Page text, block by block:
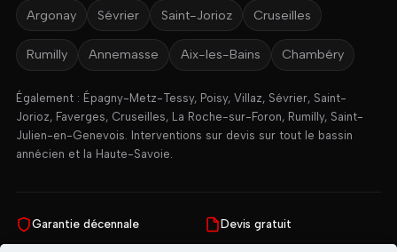
Argonay Sévrier Saint-Jorioz Cruseilles
Rumilly Annemasse Aix-les-Bains Chambéry
Également : Épagny-Metz-Tessy, Poisy, Villaz, Sévrier, Saint-
Jorioz, Faverges, Cruseilles, La Roche-sur-Foron, Rumilly, Saint-
Julien-en-Genevois. Interventions sur devis sur tout le bassin
annécien et la Haute-Savoie.
Garantie décennale Devis gratuit